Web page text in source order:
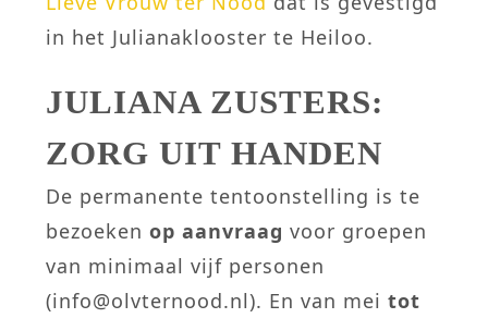
in het Julianaklooster te Heiloo.
JULIANA ZUSTERS:
ZORG UIT HANDEN
De permanente tentoonstelling is te
bezoekenop aanvraag voor groepen
van minimaal vijf personen
(info@olvternood.nl). En van mei tot